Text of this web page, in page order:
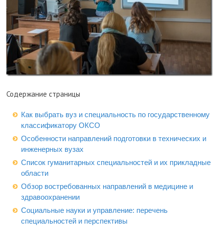
Содержание страницы
Как выбрать вуз и специальность по государственному
классификатору ОКСО
Особенности направлений подготовки в технических и
инженерных вузах
Список гуманитарных специальностей и их прикладные
области
Обзор востребованных направлений в медицине и
здравоохранении
Социальные науки и управление: перечень
специальностей и перспективы